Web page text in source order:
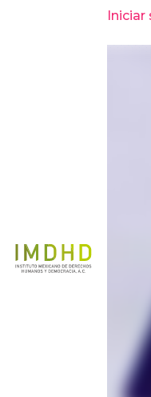
Iniciar
Comunicación»